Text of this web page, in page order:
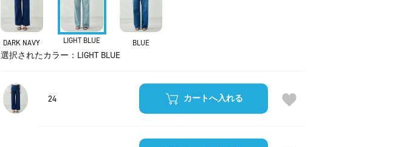
DARK NAVY LIGHT BLUE BLUE
選択されたカラー：LIGHT BLUE
24 カートへ入れる